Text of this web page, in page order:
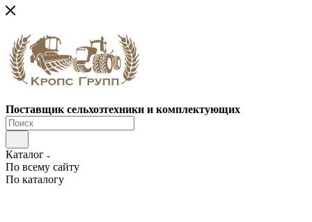
Поставщик сельхозтехники и комплектующих
Каталог
По всему сайту
По каталогу